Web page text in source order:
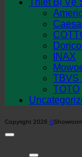
Thiết Bị Vệ
INAX
TBVS
TOTO
Copyright 2026 ©